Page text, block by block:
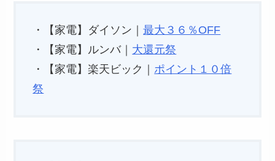
・【家電】ダイソン｜最大３６％OFF
・【家電】ルンバ｜ 大還元祭
・【家電】楽天ビック｜ ポイント１０倍
祭